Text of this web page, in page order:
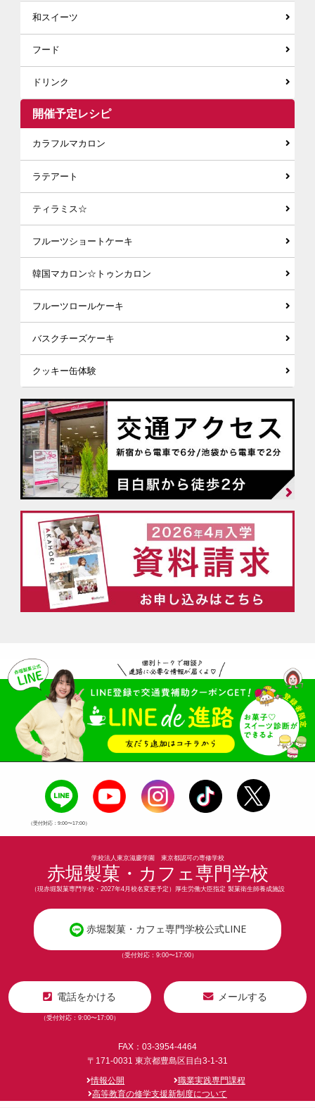
和スイーツ
フード
ドリンク
開催予定レシピ
カラフルマカロン
ラテアート
ティラミス☆
フルーツショートケーキ
韓国マカロン☆トゥンカロン
フルーツロールケーキ
バスクチーズケーキ
クッキー缶体験
（受付対応：9:00〜17:00）
学校法人東京滋慶学園 東京都認可の専修学校
赤堀製菓・カフェ専門学校
（現赤堀製菓専門学校・2027年4月校名変更予定）厚生労働大臣指定 製菓衛生師養成施設
赤堀製菓・カフェ専門学校公式LINE
（受付対応：9:00〜17:00）
電話をかける
（受付対応：9:00〜17:00）
メールする
FAX：03-3954-4464
〒171-0031 東京都豊島区目白3-1-31
情報公開
職業実践専門課程
高等教育の修学支援新制度について